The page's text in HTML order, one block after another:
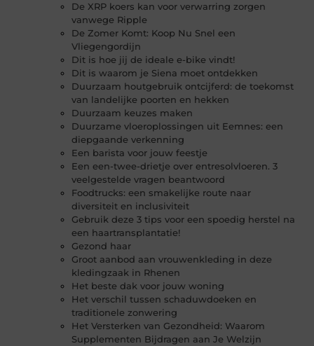
De XRP koers kan voor verwarring zorgen
vanwege Ripple
De Zomer Komt: Koop Nu Snel een
Vliegengordijn
Dit is hoe jij de ideale e-bike vindt!
Dit is waarom je Siena moet ontdekken
Duurzaam houtgebruik ontcijferd: de toekomst
van landelijke poorten en hekken
Duurzaam keuzes maken
Duurzame vloeroplossingen uit Eemnes: een
diepgaande verkenning
Een barista voor jouw feestje
Een een-twee-drietje over entresolvloeren. 3
veelgestelde vragen beantwoord
Foodtrucks: een smakelijke route naar
diversiteit en inclusiviteit
Gebruik deze 3 tips voor een spoedig herstel na
een haartransplantatie!
Gezond haar
Groot aanbod aan vrouwenkleding in deze
kledingzaak in Rhenen
Het beste dak voor jouw woning
Het verschil tussen schaduwdoeken en
traditionele zonwering
Het Versterken van Gezondheid: Waarom
Supplementen Bijdragen aan Je Welzijn